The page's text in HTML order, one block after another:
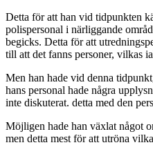
Detta för att han vid tidpunkten
polispersonal i närliggande
begicks. Detta för att
till att det fanns personer, vilkas
Men han hade vid denna
hans personal hade några
inte diskuterat. detta med den
Möjligen hade han växlat något
men detta mest för att utröna